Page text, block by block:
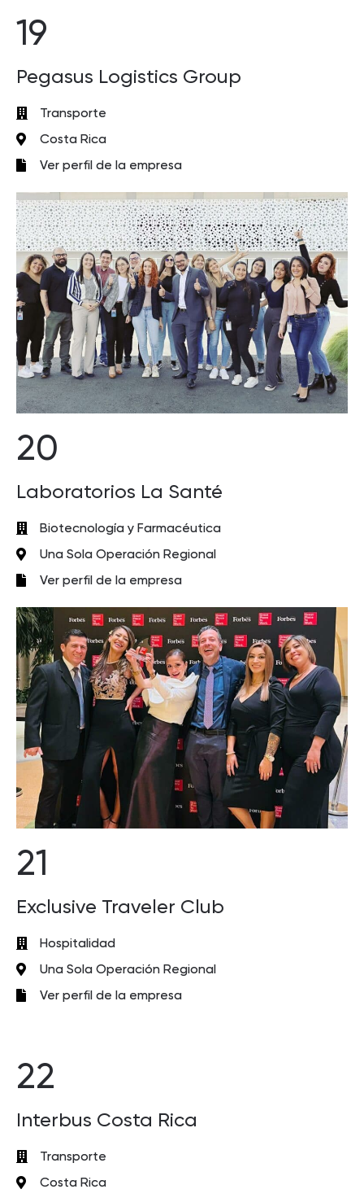
19
Pegasus Logistics Group
Transporte
Costa Rica
Ver perfil de la empresa
20
Laboratorios La Santé
Biotecnología y Farmacéutica
Una Sola Operación Regional
Ver perfil de la empresa
21
Exclusive Traveler Club
Hospitalidad
Una Sola Operación Regional
Ver perfil de la empresa
22
Interbus Costa Rica
Transporte
Costa Rica